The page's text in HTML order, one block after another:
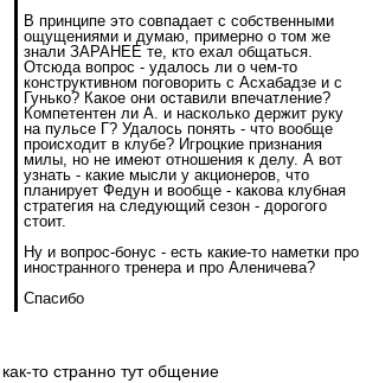
В принципе это совпадает с собственными
ощущениями и думаю, примерно о том же
знали ЗАРАНЕЕ те, кто ехал общаться.
Отсюда вопрос - удалось ли о чем-то
конструктивном поговорить с Асхабадзе и с
Гунько? Какое они оставили впечатление?
Компетентен ли А. и насколько держит руку
на пульсе Г? Удалось понять - что вообще
происходит в клубе? Игроцкие признания
милы, но не имеют отношения к делу. А вот
узнать - какие мысли у акционеров, что
планирует Федун и вообще - какова клубная
стратегия на следующий сезон - дорогого
стоит.
Ну и вопрос-бонус - есть какие-то наметки про
иностранного тренера и про Аленичева?
Спасибо
как-то странно тут общение